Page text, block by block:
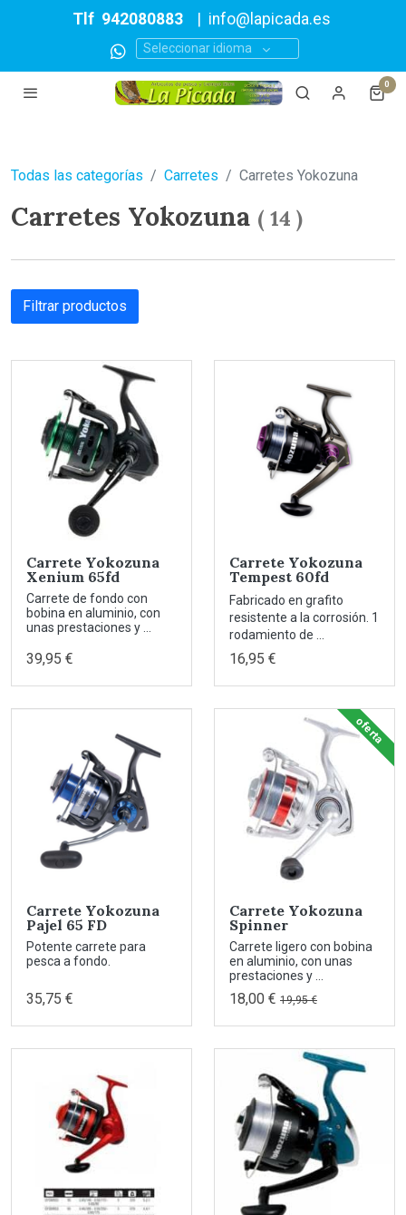
Tlf 942080883 info@lapicada.es
Seleccionar idioma
0
Todas las categorías Carretes Carretes Yokozuna
Carretes Yokozuna ( 14 )
Filtrar productos
Carrete Yokozuna
Xenium 65fd
Carrete de fondo con
bobina en aluminio, con
unas prestaciones y ...
39,95 €
Carrete Yokozuna
Tempest 60fd
Fabricado en grafito
resistente a la corrosión. 1
rodamiento de ...
16,95 €
Carrete Yokozuna
Pajel 65 FD
Potente carrete para
pesca a fondo.
35,75 €
Carrete Yokozuna
Spinner
Carrete ligero con bobina
en aluminio, con unas
prestaciones y ...
18,00 € 19,95 €
oferta